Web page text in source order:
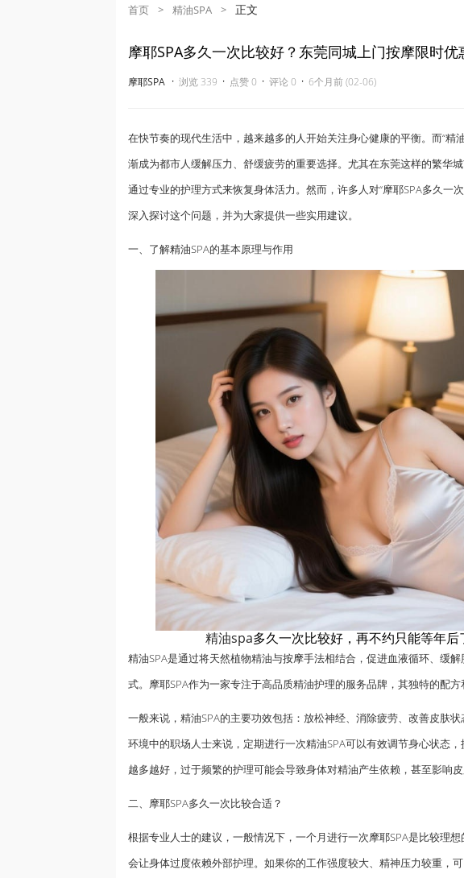
首页 > 精油SPA > 正文
摩耶SPA多久一次比较好？东莞同城上门按摩限时
摩耶SPA · 浏览 339 · 点赞 0 · 评论 0 · 6个月前 (02-06)
在快节奏的现代生活中，越来越多的人开始关注身心健康的平衡。而“精
渐成为都市人缓解压力、舒缓疲劳的重要选择。尤其在东莞这样的繁华
通过专业的护理方式来恢复身体活力。然而，许多人对“摩耶SPA多久一
深入探讨这个问题，并为大家提供一些实用建议。
一、了解精油SPA的基本原理与作用
精油spa多久一次比较好，再不约只能等年
精油SPA是通过将天然植物精油与按摩手法相结合，促进血液循环、缓
式。摩耶SPA作为一家专注于高品质精油护理的服务品牌，其独特的配方
一般来说，精油SPA的主要功效包括：放松神经、消除疲劳、改善皮肤
环境中的职场人士来说，定期进行一次精油SPA可以有效调节身心状态
越多越好，过于频繁的护理可能会导致身体对精油产生依赖，甚至影响皮
二、摩耶SPA多久一次比较合适？
根据专业人士的建议，一般情况下，一个月进行一次摩耶SPA是比较理
会让身体过度依赖外部护理。如果你的工作强度较大、精神压力较重，